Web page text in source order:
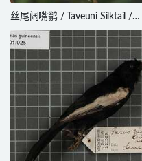
丝尾阔嘴鹟 / Taveuni Silktail /
Lamprolia victoriae